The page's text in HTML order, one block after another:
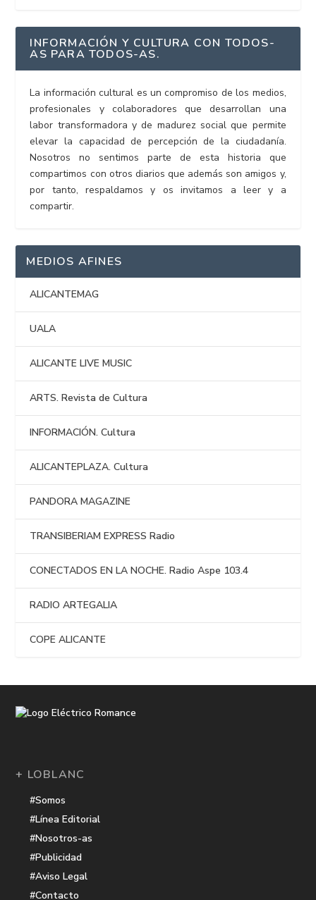
INFORMACIÓN Y CULTURA CON TODOS-
AS PARA TODOS-AS.
La información cultural es un compromiso de los medios,
profesionales y colaboradores que desarrollan una
labor transformadora y de madurez social que permite
elevar la capacidad de percepción de la ciudadanía.
Nosotros no sentimos parte de esta historia que
compartimos con otros diarios que además son amigos y,
por tanto, respaldamos y os invitamos a leer y a
compartir.
MEDIOS AFINES
ALICANTEMAG
UALA
ALICANTE LIVE MUSIC
ARTS. Revista de Cultura
INFORMACIÓN. Cultura
ALICANTEPLAZA. Cultura
PANDORA MAGAZINE
TRANSIBERIAM EXPRESS Radio
CONECTADOS EN LA NOCHE. Radio Aspe 103.4
RADIO ARTEGALIA
COPE ALICANTE
+ LOBLANC
#Somos
#Línea Editorial
#Nosotros-as
#Publicidad
#Aviso Legal
#Contacto